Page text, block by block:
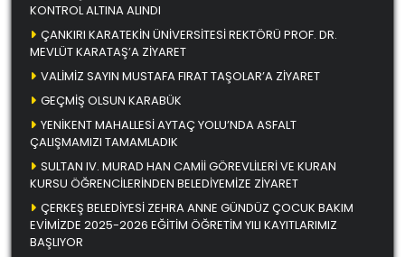
KONTROL ALTINA ALINDI
ÇANKIRI KARATEKİN ÜNİVERSİTESİ REKTÖRÜ PROF. DR.
MEVLÜT KARATAŞ’A ZİYARET
VALİMİZ SAYIN MUSTAFA FIRAT TAŞOLAR’A ZİYARET
GEÇMİŞ OLSUN KARABÜK
YENİKENT MAHALLESİ AYTAÇ YOLU’NDA ASFALT
ÇALIŞMAMIZI TAMAMLADIK
SULTAN IV. MURAD HAN CAMİİ GÖREVLİLERİ VE KURAN
KURSU ÖĞRENCİLERİNDEN BELEDİYEMİZE ZİYARET
ÇERKEŞ BELEDİYESİ ZEHRA ANNE GÜNDÜZ ÇOCUK BAKIM
EVİMİZDE 2025-2026 EĞİTİM ÖĞRETİM YILI KAYITLARIMIZ
BAŞLIYOR